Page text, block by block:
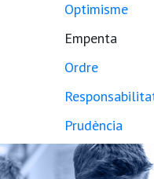
Optimisme
Empenta
Ordre
Prudència